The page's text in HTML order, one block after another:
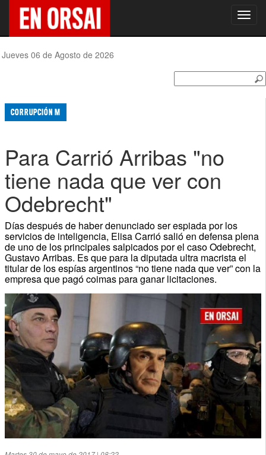
Jueves 06 de Agosto de 2026
CORRUPCIÓN M
Para Carrió Arribas "no
tiene nada que ver con
Odebrecht"
Días después de haber denunciado ser espiada por los
servicios de inteligencia, Elisa Carrió salió en defensa plena
de uno de los principales salpicados por el caso Odebrecht,
Gustavo Arribas. Es que para la diputada ultra macrista el
titular de los espías argentinos “no tiene nada que ver” con la
empresa que pagó coimas para ganar licitaciones.